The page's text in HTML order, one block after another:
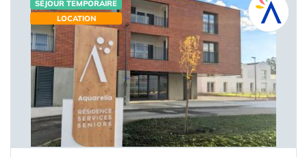
SÉJOUR TEMPORAIRE
LOCATION